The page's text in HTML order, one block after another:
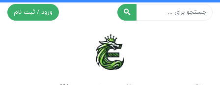
ورود / ثبت نام